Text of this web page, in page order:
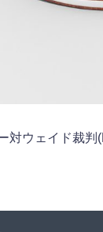
対ウェイド裁判